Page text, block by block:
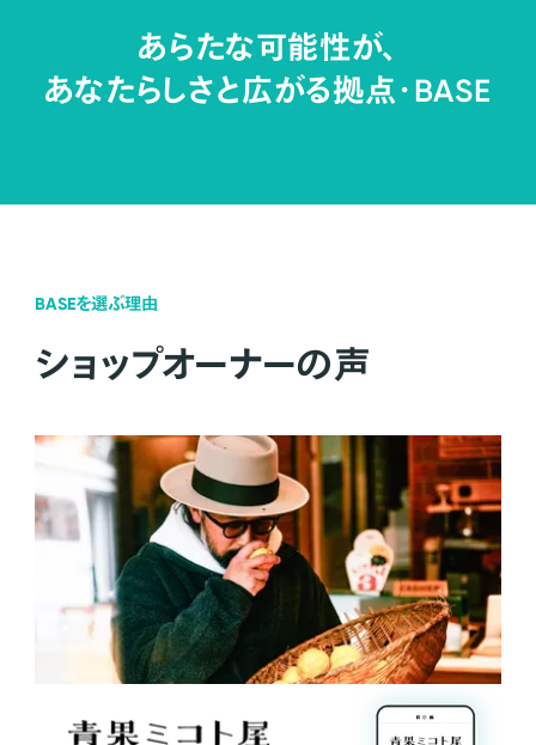
あらたな可能性が、
あなたらしさと広がる拠点・BASE
BASEを選ぶ理由
ショップオーナーの声